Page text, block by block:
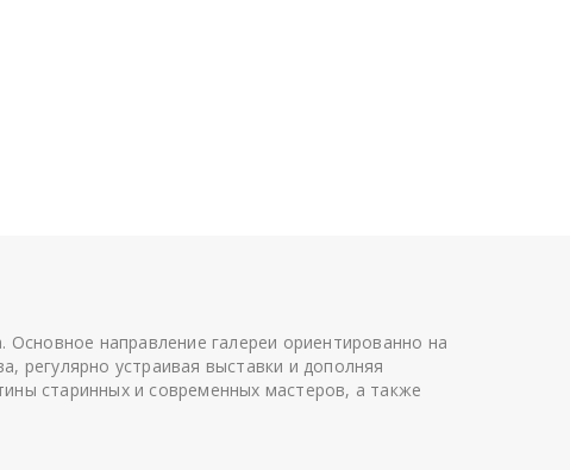
Основное направление галереи ориентированно на
регулярно устраивая выставки и дополняя
старинных и современных мастеров, а также